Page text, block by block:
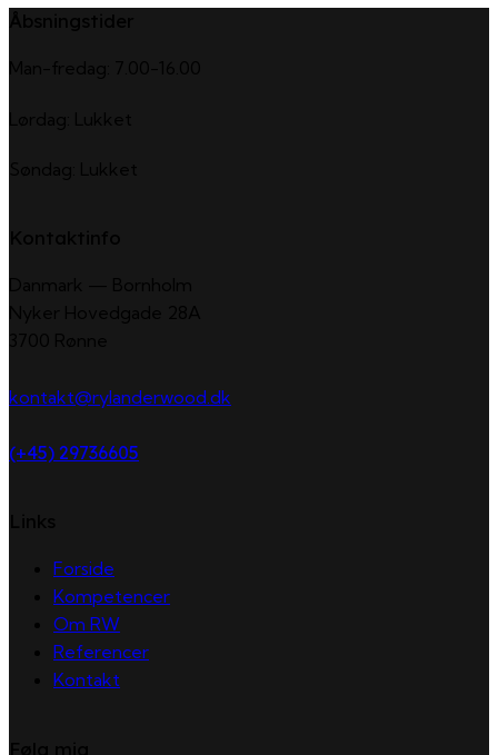
kontakt@rylanderwood.dk
(+45) 29736605
Forside
Kompetencer
Om RW
Referencer
Kontakt